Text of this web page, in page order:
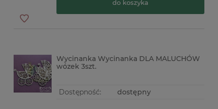
do koszyka
Wycinanka Wycinanka DLA MALUCHÓW
wózek 3szt.
Dostępność: dostępny